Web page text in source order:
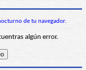
de tu navegador.
algún error.